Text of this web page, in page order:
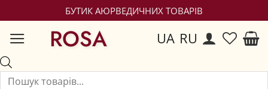
БУТИК АЮРВЕДИЧНИХ ТОВАРІВ
ROSA UA RU